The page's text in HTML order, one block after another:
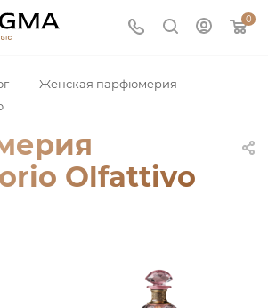
0
— Женская парфюмерия —
Olfattivo